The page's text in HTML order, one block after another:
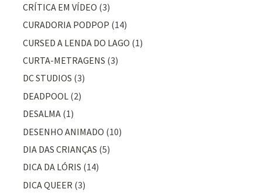
CRÍTICA EM VÍDEO (3)
CURADORIA PODPOP (14)
CURSED A LENDA DO LAGO (1)
CURTA-METRAGENS (3)
DC STUDIOS (3)
DEADPOOL (2)
DESALMA (1)
DESENHO ANIMADO (10)
DIA DAS CRIANÇAS (5)
DICA DA LÓRIS (14)
DICA QUEER (3)